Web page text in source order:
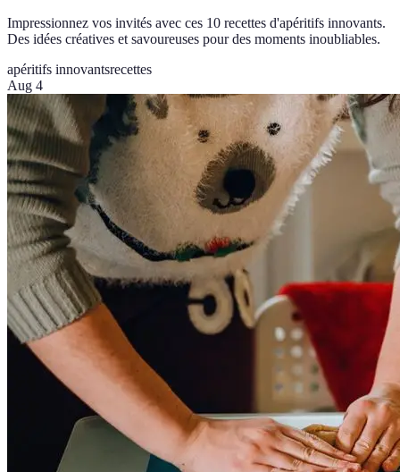
Impressionnez vos invités avec ces 10 recettes d'apéritifs innovants.
Des idées créatives et savoureuses pour des moments inoubliables.
apéritifs innovantsrecettes
Aug 4